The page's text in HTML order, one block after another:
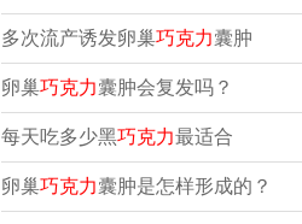
多次流产诱发卵巢巧克力囊肿
卵巢巧克力囊肿会复发吗？
每天吃多少黑巧克力最适合
卵巢巧克力囊肿是怎样形成的？